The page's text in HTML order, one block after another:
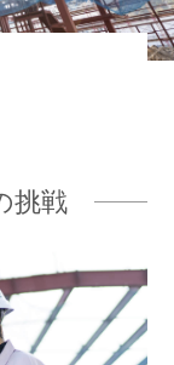
挑戦